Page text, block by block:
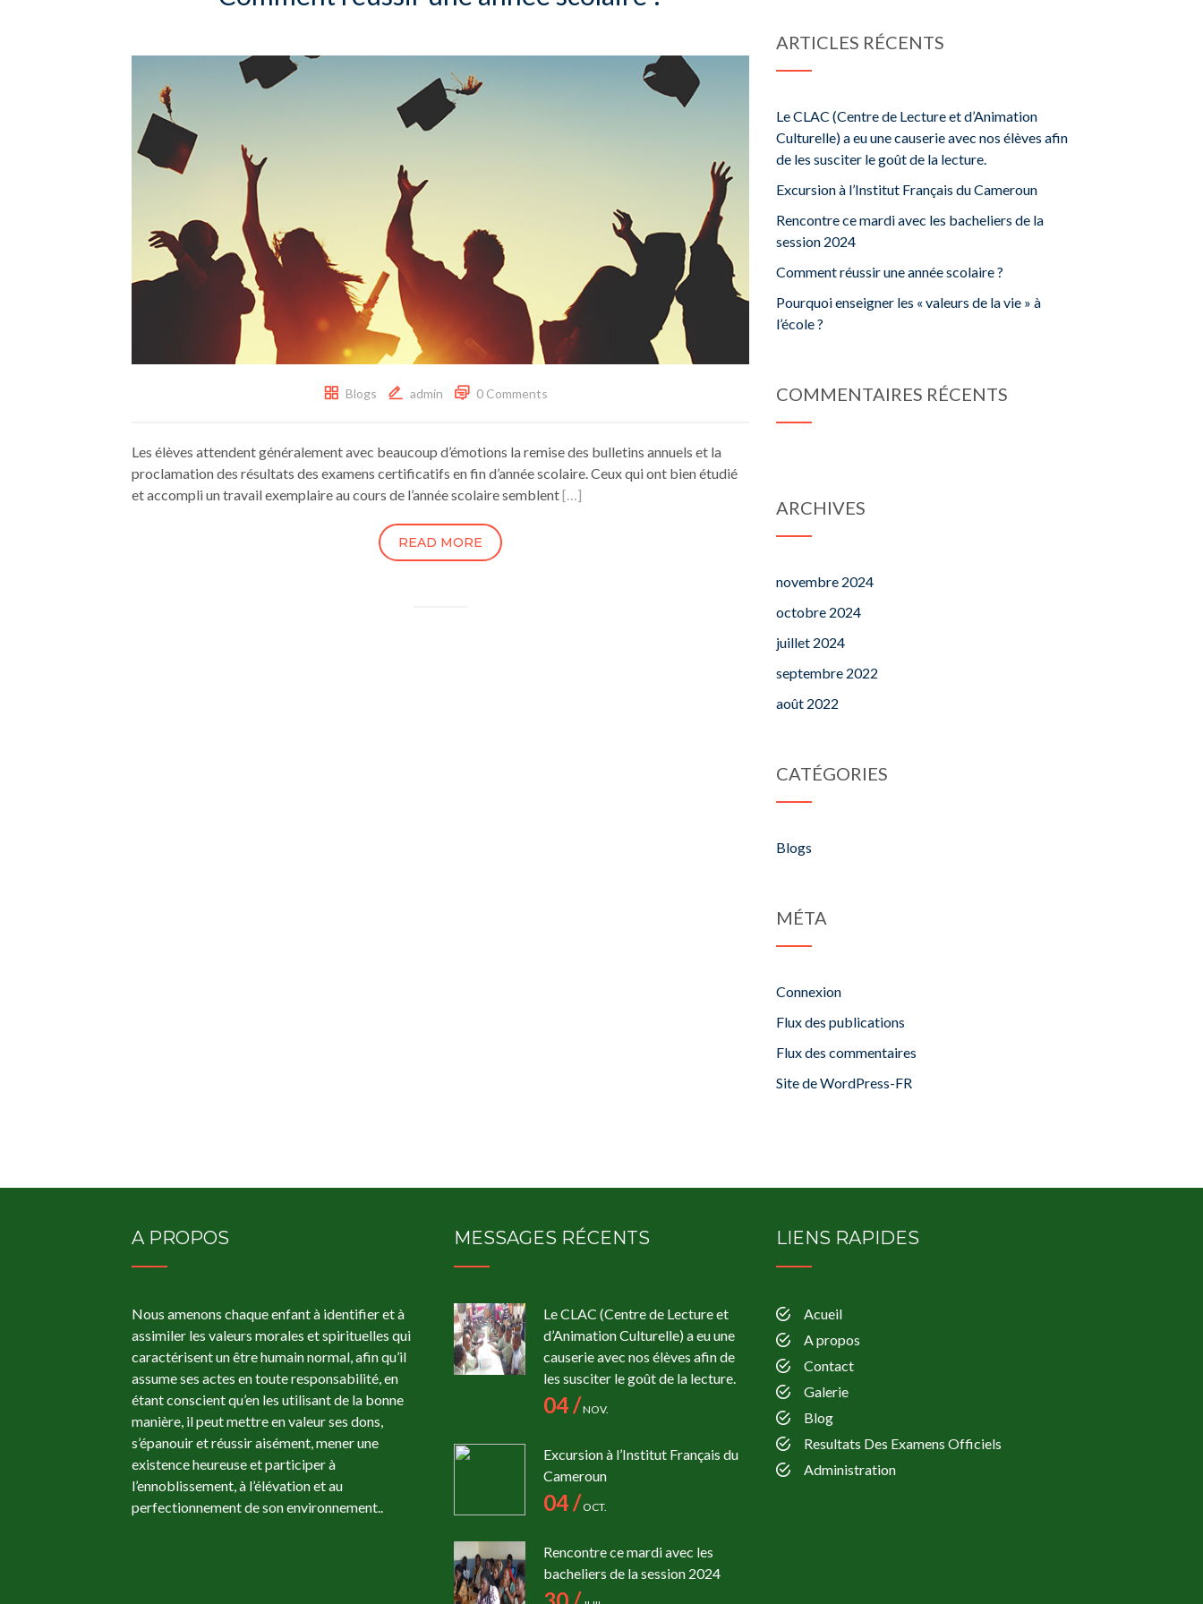
Blogs admin 0 Comments
Les élèves attendent généralement avec beaucoup d’émotions la remise des bulletins annuels et la
proclamation des résultats des examens certificatifs en fin d’année scolaire. Ceux qui ont bien étudié
et accompli un travail exemplaire au cours de l’année scolaire semblent[…]
READ MORE
ARTICLES RÉCENTS
Le CLAC (Centre de Lecture et d’Animation
Culturelle) a eu une causerie avec nos élèves afin
de les susciter le goût de la lecture.
Excursion à l’Institut Français du Cameroun
Rencontre ce mardi avec les bacheliers de la
session 2024
Comment réussir une année scolaire ?
Pourquoi enseigner les « valeurs de la vie » à
l’école ?
COMMENTAIRES RÉCENTS
ARCHIVES
novembre 2024
octobre 2024
juillet 2024
septembre 2022
août 2022
CATÉGORIES
Blogs
MÉTA
Connexion
Flux des publications
Flux des commentaires
Site de WordPress-FR
A PROPOS
Nous amenons chaque enfant à identifier et à
assimiler les valeurs morales et spirituelles qui
caractérisent un être humain normal, afin qu’il
assume ses actes en toute responsabilité, en
étant conscient qu’en les utilisant de la bonne
manière, il peut mettre en valeur ses dons,
s’épanouir et réussir aisément, mener une
existence heureuse et participer à
l’ennoblissement, à l’élévation et au
perfectionnement de son environnement..
MESSAGES RÉCENTS
Le CLAC (Centre de Lecture et
d’Animation Culturelle) a eu une
causerie avec nos élèves afin de
les susciter le goût de la lecture.
04 /NOV.
Excursion à l’Institut Français du
Cameroun
04 / OCT.
Rencontre ce mardi avec les
bacheliers de la session 2024
LIENS RAPIDES
Acueil
A propos
Contact
Galerie
Blog
Resultats Des Examens Officiels
Administration